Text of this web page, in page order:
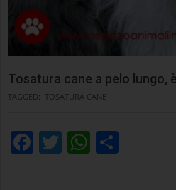
Tosatura cane a pelo lungo,
TAGGED: TOSATURA CANE
Facebook
Twitter